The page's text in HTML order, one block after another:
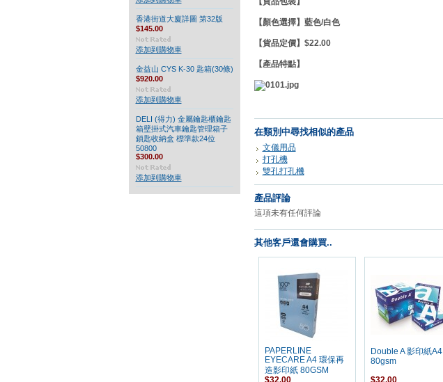
香港街道大廈詳圖 第32版
$145.00
添加到購物車
金益山 CYS K-30 匙箱(30條)
$920.00
添加到購物車
DELI (得力) 金屬鑰匙櫃鑰匙
箱壁掛式汽車鑰匙管理箱子
鎖匙收納盒 標準款24位
50800
$300.00
添加到購物車
【顏色選擇】藍色/白色
【貨品定價】$22.00
【產品特點】
在類別中尋找相似的產品
文儀用品
打孔機
雙孔打孔機
產品評論
這項未有任何評論
其他客戶還會購買..
PAPERLINE
EYECARE A4 環保再
造影印紙 80GSM
$32.00
Double A 影印紙A4
80gsm
$32.00